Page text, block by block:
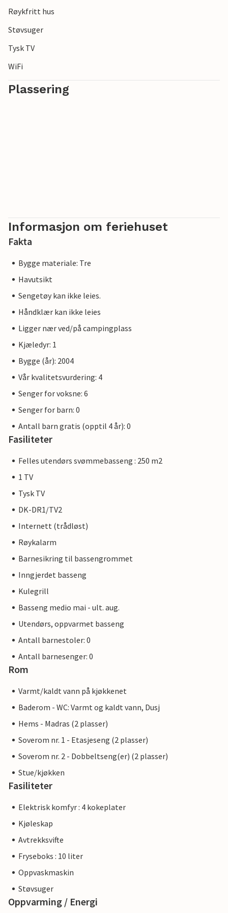
Røykfritt hus
Støvsuger
Tysk TV
WiFi
Plassering
Informasjon om feriehuset
Fakta
Bygge materiale: Tre
Havutsikt
Sengetøy kan ikke leies.
Håndklær kan ikke leies
Ligger nær ved/på campingplass
Kjæledyr: 1
Bygge (år): 2004
Vår kvalitetsvurdering: 4
Senger for voksne: 6
Senger for barn: 0
Antall barn gratis (opptil 4 år): 0
Fasiliteter
Felles utendørs svømmebasseng : 250 m2
1 TV
Tysk TV
DK-DR1/TV2
Internett (trådløst)
Røykalarm
Barnesikring til bassengrommet
Inngjerdet basseng
Kulegrill
Basseng medio mai - ult. aug.
Utendørs, oppvarmet basseng
Antall barnestoler: 0
Antall barnesenger: 0
Rom
Varmt/kaldt vann på kjøkkenet
Baderom - WC: Varmt og kaldt vann, Dusj
Hems - Madras (2 plasser)
Soverom nr. 1 - Etasjeseng (2 plasser)
Soverom nr. 2 - Dobbeltseng(er) (2 plasser)
Stue/kjøkken
Fasiliteter
Elektrisk komfyr : 4 kokeplater
Kjøleskap
Avtrekksvifte
Fryseboks : 10 liter
Oppvaskmaskin
Støvsuger
Oppvarming / Energi